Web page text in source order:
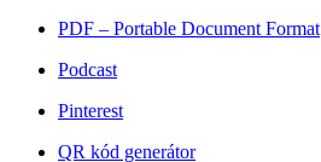
PDF – Portable Document Format
Podcast
Pinterest
QR kód generátor